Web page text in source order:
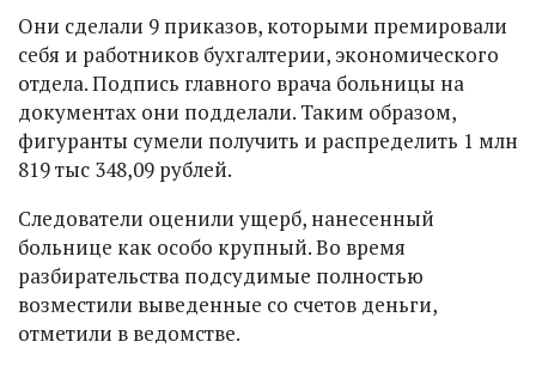
Они сделали 9 приказов, которыми премировали
себя и работников бухгалтерии, экономического
отдела. Подпись главного врача больницы на
документах они подделали. Таким образом,
фигуранты сумели получить и распределить 1 млн
819 тыс 348,09 рублей.
Следователи оценили ущерб, нанесенный
больнице как особо крупный. Во время
разбирательства подсудимые полностью
возместили выведенные со счетов деньги,
отметили в ведомстве.